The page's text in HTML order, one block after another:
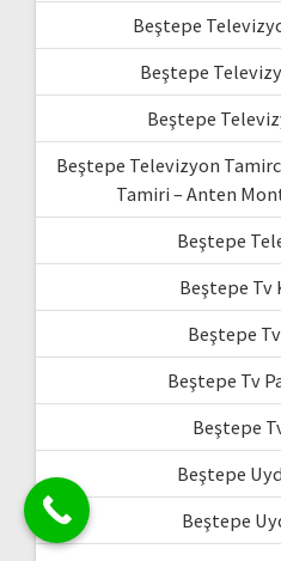
Beştepe
Beştepe
Beştepe
Beştepe Televizyon
Tamiri – Anten
Beştepe
Beştepe Tv
Beştepe
Beştepe Tv
Beştepe
Beştepe
Beştepe